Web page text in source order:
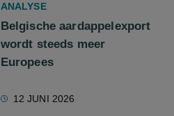
ANALYSE
Belgische aardappelexport
wordt steeds meer
Europees
12 JUNI 2026